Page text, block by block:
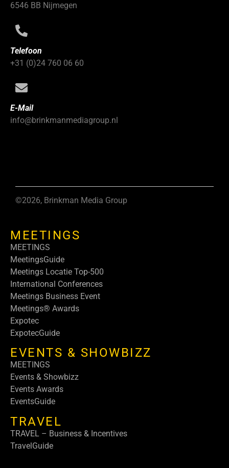
6546 BB Nijmegen
Telefoon
+31 (0)24 760 06 60
E-Mail
info@brinkmanmediagroup.nl
©2026, Brinkman Media Group
MEETINGS
MEETINGS
MeetingsGuide
Meetings Locatie Top-500
International Conferences
Meetings Business Event
Meetings® Awards
Expotec
ExpotecGuide
EVENTS & SHOWBIZZ
MEETINGS
Events & Showbizz
Events Awards
EventsGuide
TRAVEL
TRAVEL – Business & Incentives
TravelGuide